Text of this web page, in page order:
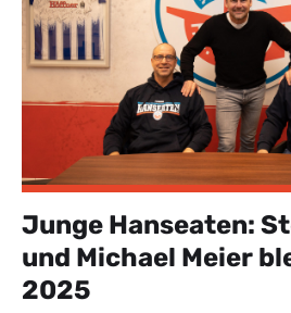
Junge Hanseaten:
und Michael Meier
2025